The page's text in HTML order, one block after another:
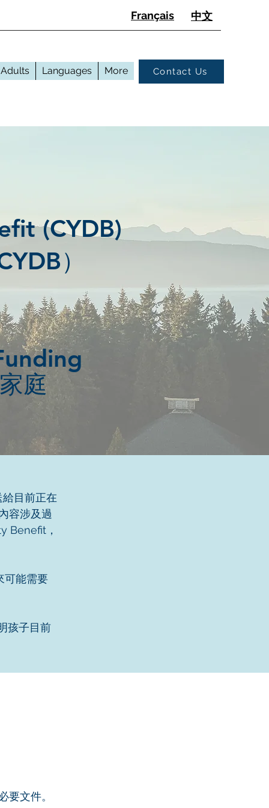
Français 中文
Adults Languages More Contact Us
(CYDB)
）
庭
目前正在
容涉及過
Benefit，
可能需要
孩子目前
要文件。